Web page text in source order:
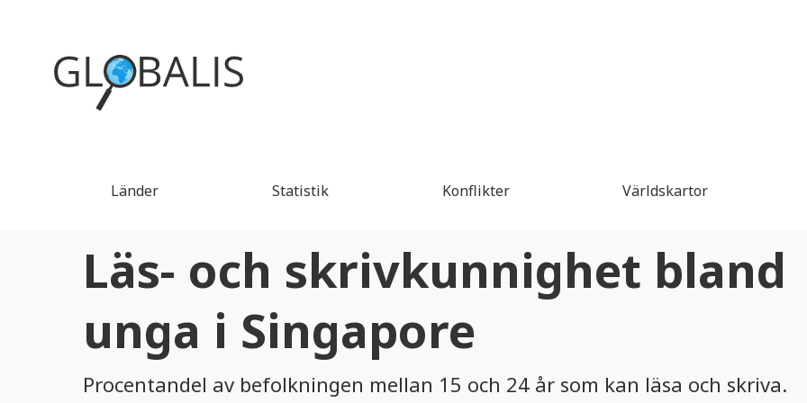
Länder Statistik Konflikter Världskartor
Läs- och skrivkunnighet bland
unga i Singapore
Procentandel av befolkningen mellan 15 och 24 år som kan läsa och skriva.